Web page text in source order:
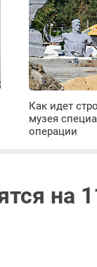
Как идет
музея
операции
на